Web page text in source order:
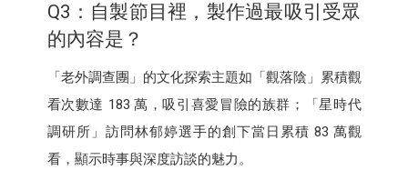
Q3：自製節目裡，製作過最吸引受眾
的內容是？
「老外調查團」的文化探索主題如「觀落陰」累積觀
看次數達 183 萬，吸引喜愛冒險的族群；「星時代
調研所」訪問林郁婷選手的創下當日累積 83 萬觀
看，顯示時事與深度訪談的魅力。